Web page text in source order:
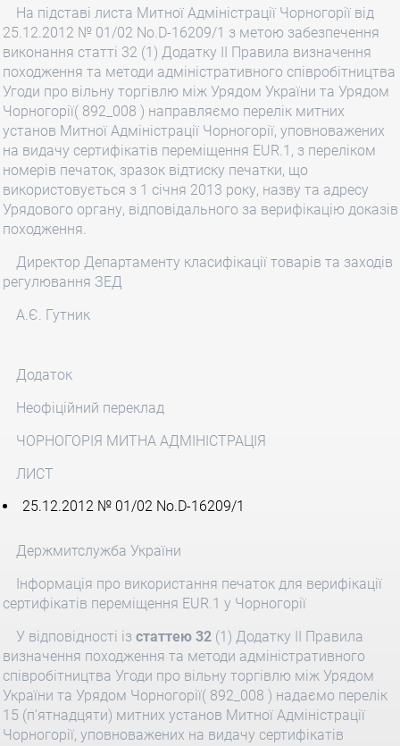
На підставі листа Митної Адміністрації Чорногорії від
25.12.2012 № 01/02 No.D-16209/1 з метою забезпечення
виконання статті 32 (1) Додатку II Правила визначення
походження та методи адміністративного співробітництва
Угоди про вільну торгівлю між Урядом України та Урядом
Чорногорії( 892_008 ) направляємо перелік митних
установ Митної Адміністрації Чорногорії, уповноважених
на видачу сертифікатів переміщення EUR.1, з переліком
номерів печаток, зразок відтиску печатки, що
використовується з 1 січня 2013 року, назву та адресу
Урядового органу, відповідального за верифікацію доказів
походження.
Директор Департаменту класифікації товарів та заходів
регулювання ЗЕД
А.Є. Гутник
Додаток
Неофіційний переклад
ЧОРНОГОРІЯ МИТНА АДМІНІСТРАЦІЯ
ЛИСТ
25.12.2012 № 01/02 No.D-16209/1
Держмитслужба України
Інформація про використання печаток для верифікації
сертифікатів переміщення EUR.1 у Чорногорії
У відповідності із статтею 32 (1) Додатку II Правила
визначення походження та методи адміністративного
співробітництва Угоди про вільну торгівлю між Урядом
України та Урядом Чорногорії( 892_008 ) надаємо перелік
15 (п'ятнадцяти) митних установ Митної Адміністрації
Чорногорії, уповноважених на видачу сертифікатів